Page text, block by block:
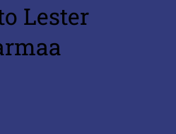
Lester